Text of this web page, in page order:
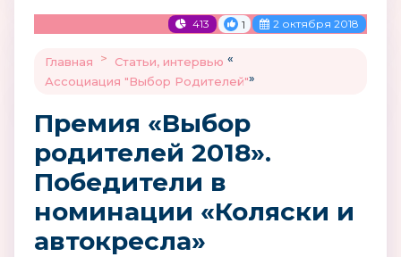
413 1 2 октября 2018
Главная > Статьи, интервью «
Ассоциация "Выбор Родителей"»
Премия «Выбор
родителей 2018».
Победители в
номинации «Коляски и
автокресла»